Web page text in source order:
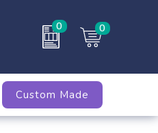
0 0
Custom Made